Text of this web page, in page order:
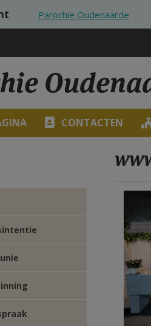
gaan
Parochie Oudenaarde
CONTACTEN